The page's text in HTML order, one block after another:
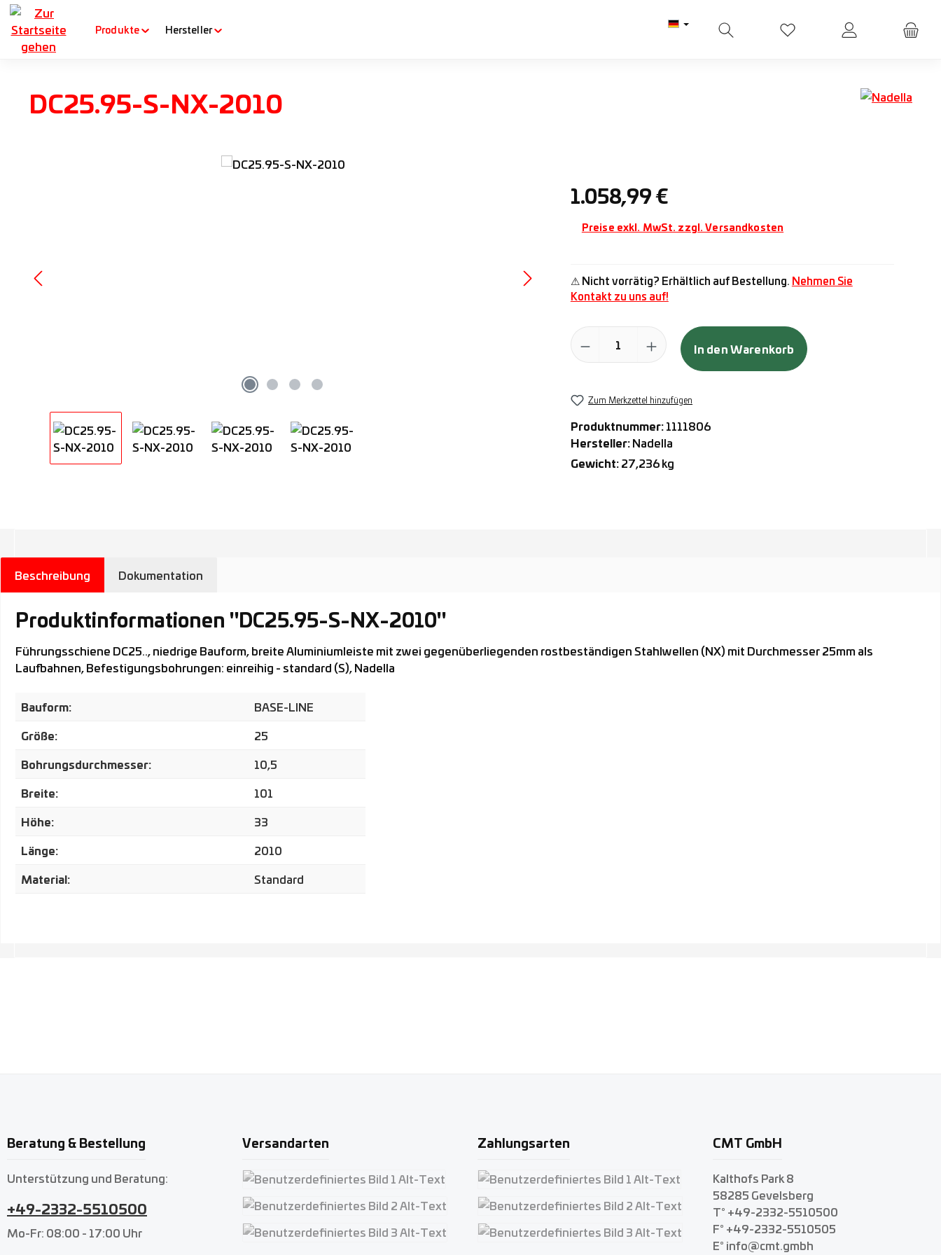
Hauptinhalt springen
Zur Suche springen
Zur Hauptnavigation springen
Produkte Hersteller Du hast 0 Produkte auf dem
DC25.95-S-NX-2010
Regulärer Preis:
1.058,99 €
Preise exkl. MwSt. zzgl. Versandkosten
⚠ Nicht vorrätig? Erhältlich auf Bestellung. Nehmen Sie
Kontakt zu uns auf!
Produkt Anzahl: Gib den gewünschten Wert ein oder benutze die
In den Warenkorb
Zum Merkzettel hinzufügen
Produktnummer:1111806
Hersteller:Nadella
Gewicht:27,236 kg
Beschreibung Dokumentation
Produktinformationen "DC25.95-S-NX-2010"
Führungsschiene DC25.., niedrige Bauform, breite Aluminiumleiste mit zwei gegenüberliegenden rostbeständigen Stahlwellen (NX) mit Durchmesser 25mm als
Laufbahnen, Befestigungsbohrungen: einreihig - standard (S), Nadella
Bauform: BASE-LINE
Größe: 25
Bohrungsdurchmesser: 10,5
Breite: 101
Höhe: 33
Länge: 2010
Material: Standard
Beratung & Bestellung
Unterstützung und Beratung:
+49-2332-5510500
Mo-Fr: 08:00 - 17:00 Uhr
Versandarten
Benutzerdefiniertes Bild 1
Benutzerdefiniertes Bild 2
Zahlungsarten
Benutzerdefiniertes Bild 1
Benutzerdefiniertes Bild 2
CMT GmbH
Kalthofs Park 8
58285 Gevelsberg
T° +49-2332-5510500
F° +49-2332-5510505
E° info@cmt.gmbh